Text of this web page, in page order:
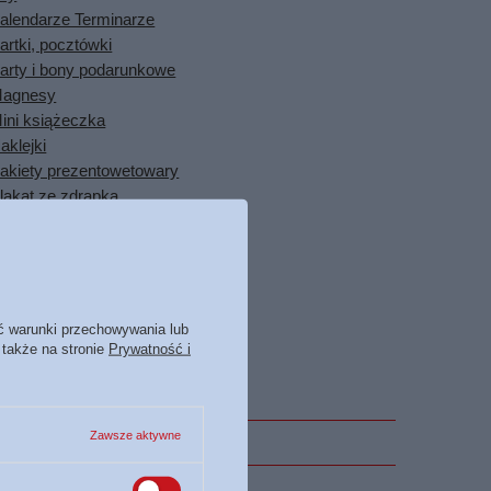
Terminarze
pocztówki
i bony podarunkowe
książeczka
prezentowetowary
ze zdrapką
Notesy Dzienniki
gadżety
warunki przechowywania lub
na stronie Prywatność i
Zawsze aktywne